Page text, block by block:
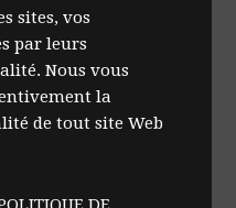
sites, vos
par leurs
Nous vous
la
de tout site Web